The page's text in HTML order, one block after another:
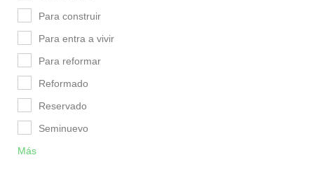
Para construir
Para entra a vivir
Para reformar
Reformado
Reservado
Seminuevo
Más